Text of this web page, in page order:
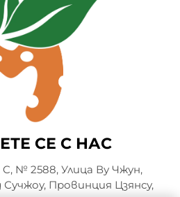
СЕ С НАС
C, № 2588, Улица Ву Чжун,
Провинция Цзянсу,